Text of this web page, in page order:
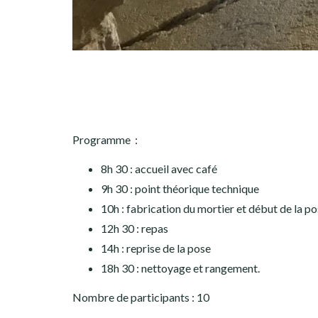
Programme :
8h 30 : accueil avec café
9h 30 : point théorique technique
10h : fabrication du mortier et début de la
12h 30 : repas
14h : reprise de la pose
18h 30 : nettoyage et rangement.
Nombre de participants : 10